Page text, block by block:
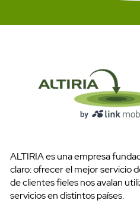
Pruébalo
ALTIRIA es una empresa
claro: ofrecer el mejor servicio
de clientes fieles nos avalan
servicios en distintos países.